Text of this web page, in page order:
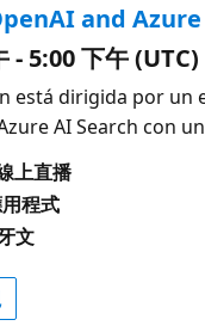
de Microsoft
Cup y crear su
Seguir los
con y
deben estar en
relevantes para
1 de octubre
de 2024 a 22 de
de
de Evaluación:
and
- 5:00 下午 (UTC)
está dirigida por
AI Search con
similar a
Acceda a los
de datos
una empresa
de la empresa.
上直播
程式
文